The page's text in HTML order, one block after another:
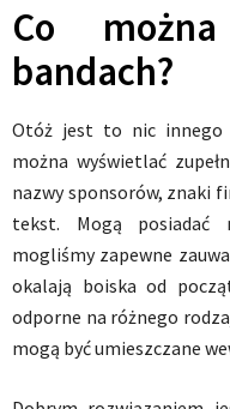
Co
bandach?
Otóż jest to nic innego
można wyświetlać
nazwy sponsorów, znaki
tekst. Mogą posiadać
mogliśmy zapewne
okalają boiska od
odporne na różnego
mogą być umieszczane